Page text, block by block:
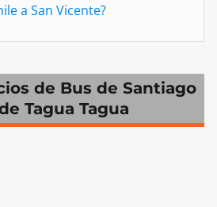
a San Vicente?
de Bus de Santiago
Tagua Tagua